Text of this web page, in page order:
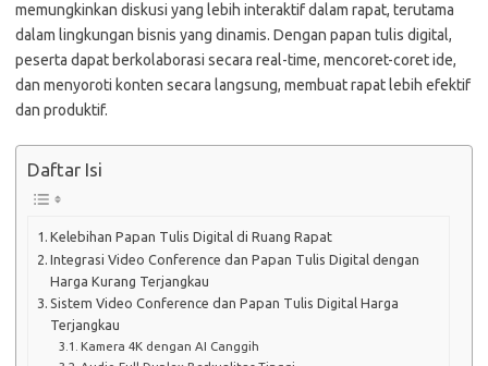
memungkinkan diskusi yang lebih interaktif dalam rapat, terutama
dalam lingkungan bisnis yang dinamis. Dengan papan tulis digital,
peserta dapat berkolaborasi secara real-time, mencoret-coret ide,
dan menyoroti konten secara langsung, membuat rapat lebih efektif
dan produktif.
Daftar Isi
Kelebihan Papan Tulis Digital di Ruang Rapat
Integrasi Video Conference dan Papan Tulis Digital dengan
Harga Kurang Terjangkau
Sistem Video Conference dan Papan Tulis Digital Harga
Terjangkau
Kamera 4K dengan AI Canggih